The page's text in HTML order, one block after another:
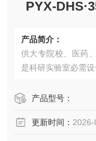
PYX-
产品简介：
供大专院校、医药
是科研实验室必需设
产品型号：
更新时间：